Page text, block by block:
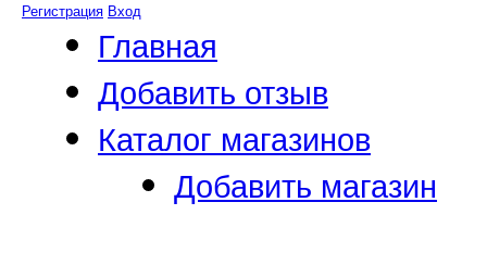
Регистрация Вход
Главная
Добавить отзыв
Каталог магазинов
Добавить магазин